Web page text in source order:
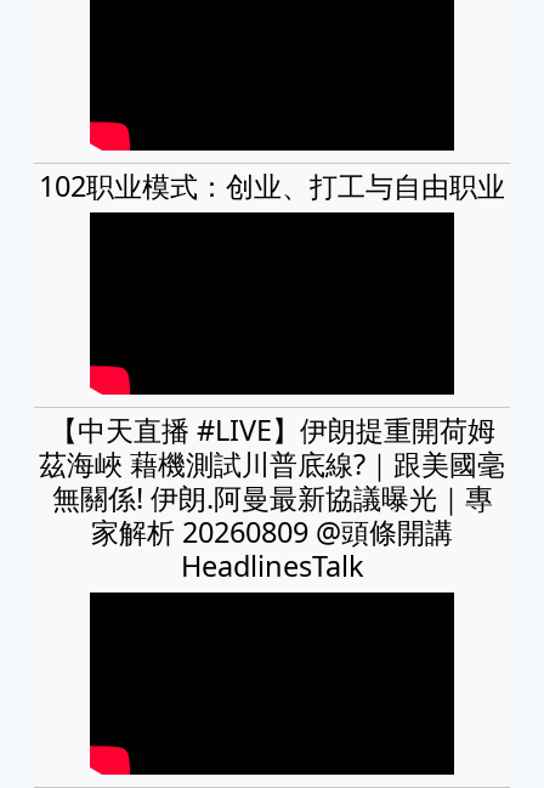
102职业模式：创业、打工与自由职业
【中天直播 #LIVE】伊朗提重開荷姆
茲海峽 藉機測試川普底線?｜跟美國毫
無關係! 伊朗.阿曼最新協議曝光｜專
家解析 20260809 @頭條開講
HeadlinesTalk